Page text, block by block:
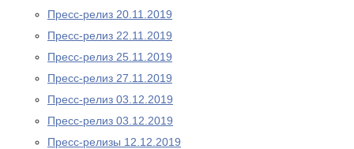
Пресс-релиз 20.11.2019
Пресс-релиз 22.11.2019
Пресс-релиз 25.11.2019
Пресс-релиз 27.11.2019
Пресс-релиз 03.12.2019
Пресс-релиз 03.12.2019
Пресс-релизы 12.12.2019